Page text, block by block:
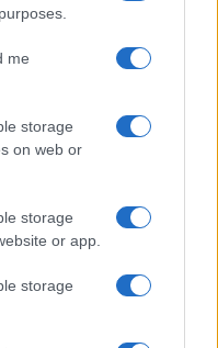
me
storage
on web or
storage
or app.
storage